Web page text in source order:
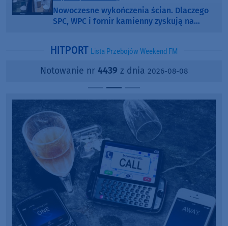
Nowoczesne wykończenia ścian. Dlaczego
SPC, WPC i fornir kamienny zyskują na
HITPORT Lista Przebojów Weekend FM
Notowanie nr 4439 z dnia 2026-08-08